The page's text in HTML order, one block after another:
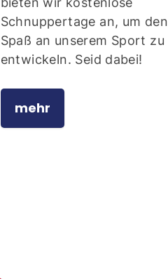
Schnuppertage an, um den
Spaß an unserem Sport zu
entwickeln. Seid dabei!
mehr